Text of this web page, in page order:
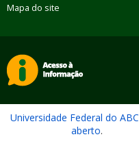
Mapa do site
Universidade Federal do ABC
aberto.